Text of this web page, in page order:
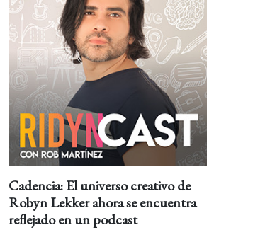
Cadencia: El universo creativo de
Robyn Lekker ahora se encuentra
reflejado en un podcast